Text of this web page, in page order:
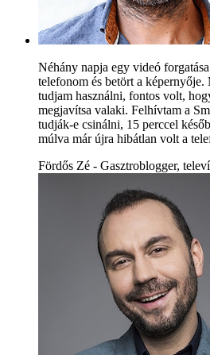
Néhány napja egy videó
telefonom és betört a
tudjam használni, fontos volt,
megjavítsa valaki. Felhívtam a
tudják-e csinálni, 15 perccel
múlva már újra hibátlan volt a
Fördős Zé - Gasztroblogger,